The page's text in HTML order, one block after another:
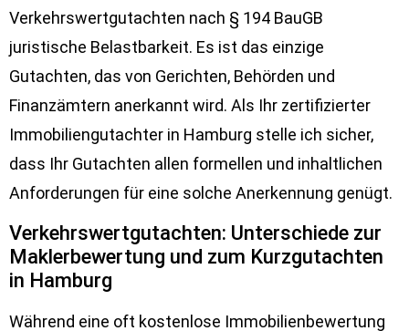
Verkehrswertgutachten nach § 194 BauGB
juristische Belastbarkeit. Es ist das einzige
Gutachten, das von Gerichten, Behörden und
Finanzämtern anerkannt wird. Als Ihr zertifizierter
Immobiliengutachter in Hamburg stelle ich sicher,
dass Ihr Gutachten allen formellen und inhaltlichen
Anforderungen für eine solche Anerkennung genügt.
Verkehrswertgutachten: Unterschiede zur
Maklerbewertung und zum Kurzgutachten
in Hamburg
Während eine oft kostenlose Immobilienbewertung